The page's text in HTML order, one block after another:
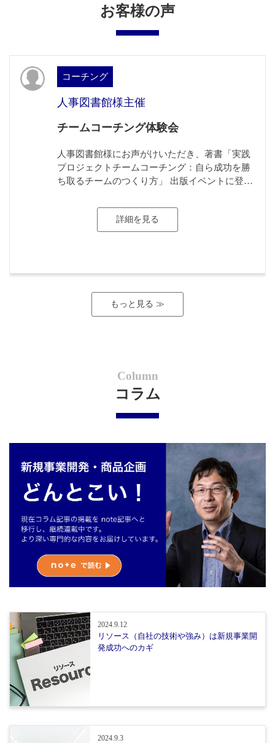
お客様の声
コーチング
人事図書館様主催
チームコーチング体験会
人事図書館様にお声がけいただき、著書「実践
プロジェクトチームコーチング：自ら成功を勝
ち取るチームのつくり方」 出版イベントに登壇
し、3時間のセミナー＆体験会を行ないまし
詳細を見る
もっと見る ≫
Column
コラム
2024.9.12
リソース（自社の技術や強み）は新規事業開
発成功へのカギ
2024.9.3